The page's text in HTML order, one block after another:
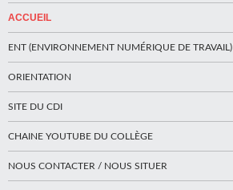
ACCUEIL
ENT (ENVIRONNEMENT NUMÉRIQUE DE TRAVAIL)
ORIENTATION
SITE DU CDI
CHAINE YOUTUBE DU COLLÈGE
NOUS CONTACTER / NOUS SITUER